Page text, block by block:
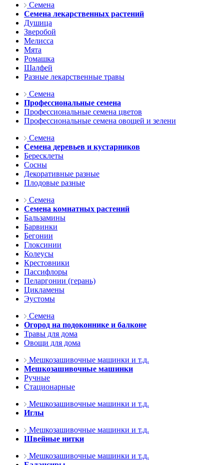
Семена
Семена лекарственных растений
Душица
Зверобой
Мелисса
Мята
Ромашка
Шалфей
Разные лекарственные травы
Семена
Профессиональные семена
Профессиональные семена цветов
Профессиональные семена овощей и зелени
Семена
Семена деревьев и кустарников
Бересклеты
Сосны
Декоративные разные
Плодовые разные
Семена
Семена комнатных растений
Бальзамины
Барвинки
Бегонии
Глоксинии
Колеусы
Крестовники
Пассифлоры
Пеларгонии (герань)
Цикламены
Эустомы
Семена
Огород на подоконнике и балконе
Травы для дома
Овощи для дома
Мешкозашивочные машинки и т.д.
Мешкозашивочные машинки
Ручные
Стационарные
Мешкозашивочные машинки и т.д.
Иглы
Мешкозашивочные машинки и т.д.
Швейные нитки
Мешкозашивочные машинки и т.д.